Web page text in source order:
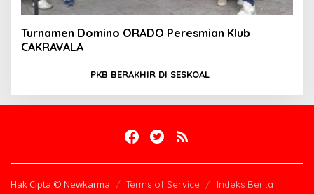
Turnamen Domino ORADO Peresmian Klub
CAKRAVALA
PKB BERAKHIR DI SESKOAL
Hak Cipta © Newkarma Terms of Service Indeks Berita